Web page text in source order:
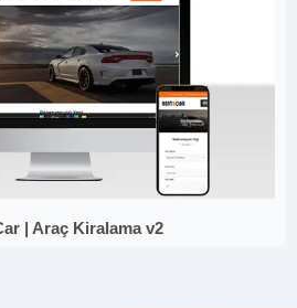
| Araç Kiralama v2